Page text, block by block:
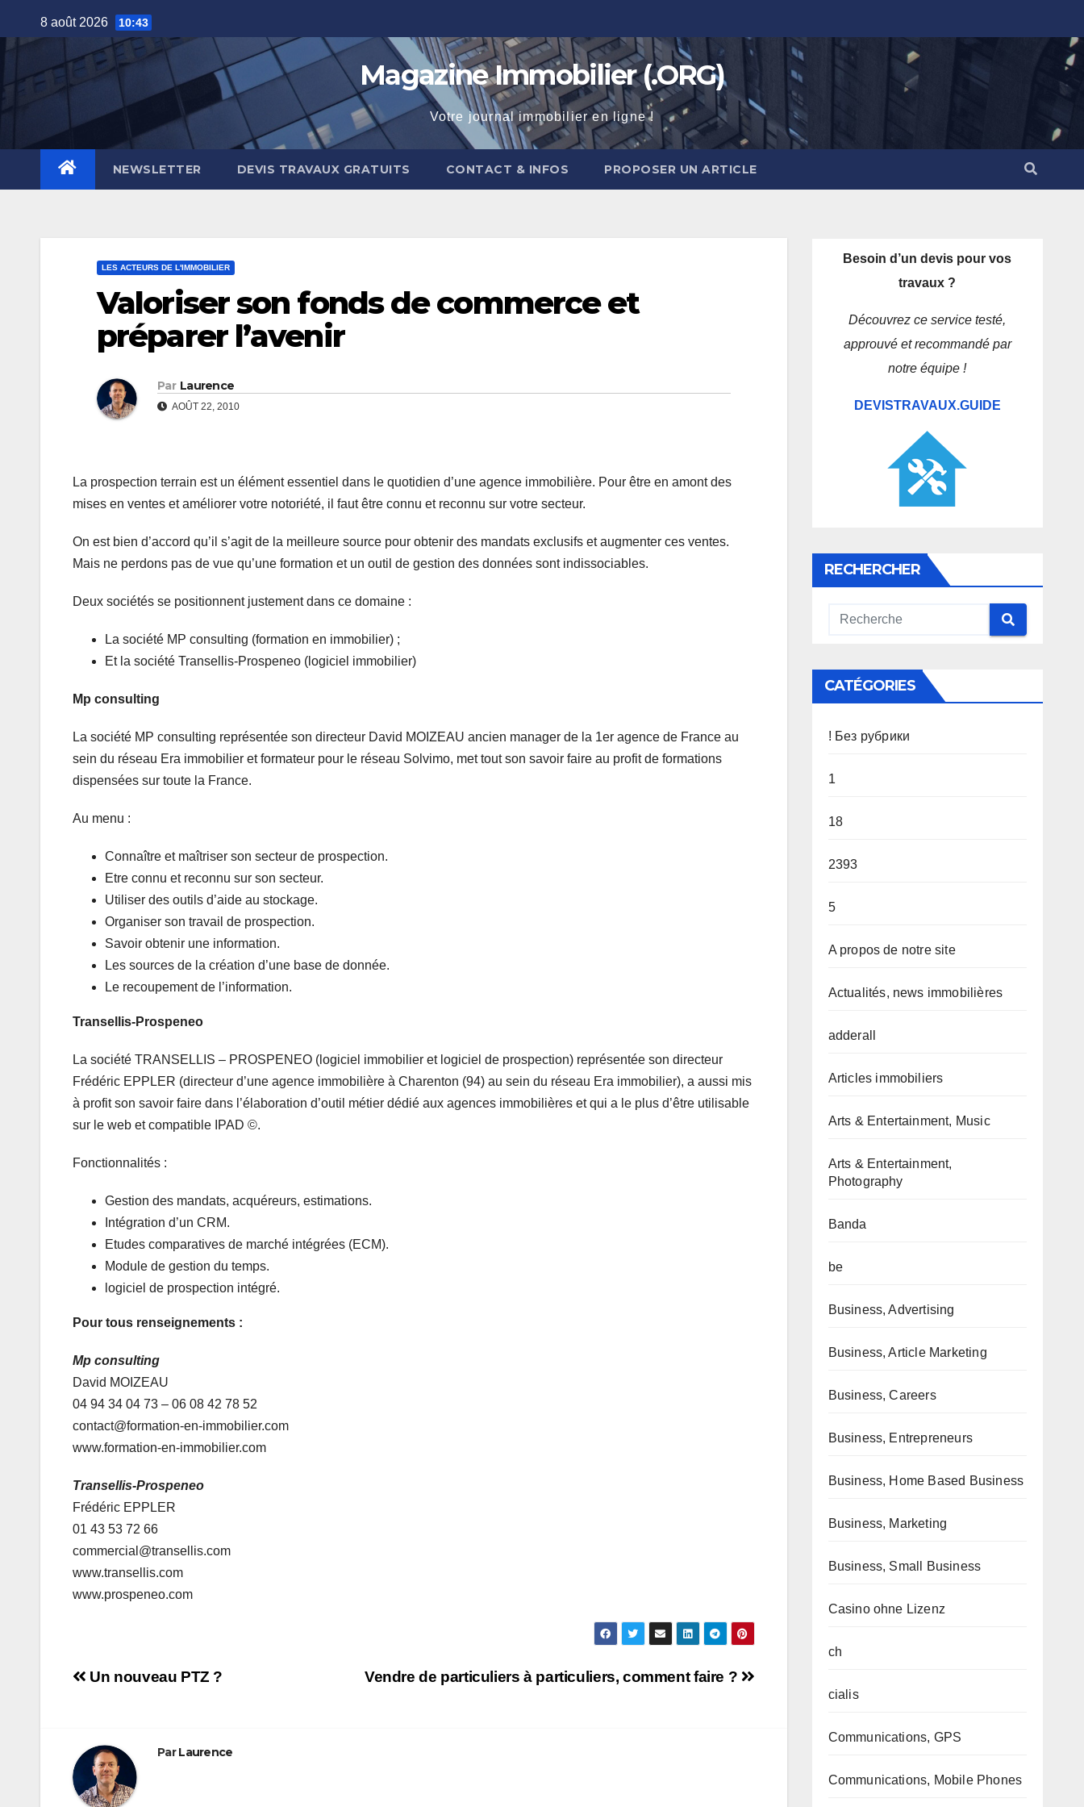
to
8 août 2026 10:43
Magazine Immobilier (.ORG)
Votre journal immobilier en ligne !
NEWSLETTER DEVIS TRAVAUX GRATUITS CONTACT & INFOS PROPOSER UN ARTICLE
LES ACTEURS DE L'IMMOBILIER
Valoriser son fonds de commerce et
préparer l’avenir
Par Laurence
AOÛT 22, 2010
La prospection terrain est un élément essentiel dans le quotidien d’une agence immobilière. Pour être en amont des
mises en ventes et améliorer votre notoriété, il faut être connu et reconnu sur votre secteur.
On est bien d’accord qu’il s’agit de la meilleure source pour obtenir des mandats exclusifs et augmenter ces ventes.
Mais ne perdons pas de vue qu’une formation et un outil de gestion des données sont indissociables.
Deux sociétés se positionnent justement dans ce domaine :
La société MP consulting (formation en immobilier) ;
Et la société Transellis-Prospeneo (logiciel immobilier)
Mp consulting
La société MP consulting représentée son directeur David MOIZEAU ancien manager de la 1er agence de France au
sein du réseau Era immobilier et formateur pour le réseau Solvimo, met tout son savoir faire au profit de formations
dispensées sur toute la France.
Au menu :
Connaître et maîtriser son secteur de prospection.
Etre connu et reconnu sur son secteur.
Utiliser des outils d’aide au stockage.
Organiser son travail de prospection.
Savoir obtenir une information.
Les sources de la création d’une base de donnée.
Le recoupement de l’information.
Transellis-Prospeneo
La société TRANSELLIS – PROSPENEO (logiciel immobilier et logiciel de prospection) représentée son directeur
Frédéric EPPLER (directeur d’une agence immobilière à Charenton (94) au sein du réseau Era immobilier), a aussi mis
à profit son savoir faire dans l’élaboration d’outil métier dédié aux agences immobilières et qui a le plus d’être utilisable
sur le web et compatible IPAD ©.
Fonctionnalités :
Gestion des mandats, acquéreurs, estimations.
Intégration d’un CRM.
Etudes comparatives de marché intégrées (ECM).
Module de gestion du temps.
logiciel de prospection intégré.
Pour tous renseignements :
Mp consulting
David MOIZEAU
04 94 34 04 73 – 06 08 42 78 52
contact@formation-en-immobilier.com
www.formation-en-immobilier.com
Transellis-Prospeneo
Frédéric EPPLER
01 43 53 72 66
commercial@transellis.com
www.transellis.com
www.prospeneo.com
Navigation
l’article
Vendre de particuliers à particuliers, comment faire ?
Un nouveau PTZ ?
ParLaurence
Besoin d’un devis pour vos
travaux ?
Découvrez ce service testé,
approuvé et recommandé par
notre équipe !
DEVISTRAVAUX.GUIDE
RECHERCHER
CATÉGORIES
! Без рубрики
1
18
2393
5
A propos de notre site
Actualités, news immobilières
adderall
Articles immobiliers
Arts & Entertainment, Music
Arts & Entertainment,
Photography
Banda
be
Business, Advertising
Business, Article Marketing
Business, Careers
Business, Entrepreneurs
Business, Home Based Business
Business, Marketing
Business, Small Business
Casino ohne Lizenz
ch
cialis
Communications, GPS
Communications, Mobile Phones